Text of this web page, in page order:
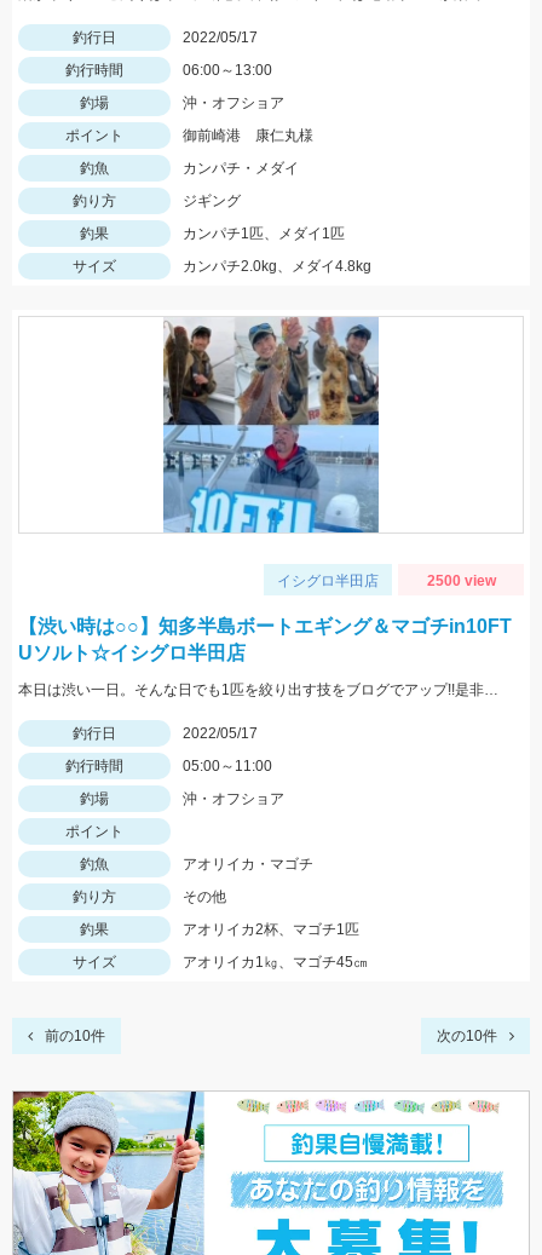
釣行日
2022/05/17
釣行時間
06:00～13:00
釣場
沖・オフショア
ポイント
御前崎港 康仁丸様
釣魚
カンパチ・メダイ
釣り方
ジギング
釣果
カンパチ1匹、メダイ1匹
サイズ
カンパチ2.0kg、メダイ4.8kg
イシグロ半田店 2500 view
【渋い時は○○】知多半島ボートエギング＆マゴチin10FT
Uソルト☆イシグロ半田店
本日は渋い一日。そんな日でも1匹を絞り出す技をブログでアップ!!是非ご覧ください。
釣行日
2022/05/17
釣行時間
05:00～11:00
釣場
沖・オフショア
ポイント
釣魚
アオリイカ・マゴチ
釣り方
その他
釣果
アオリイカ2杯、マゴチ1匹
サイズ
アオリイカ1㎏、マゴチ45㎝
前の10件 次の10件